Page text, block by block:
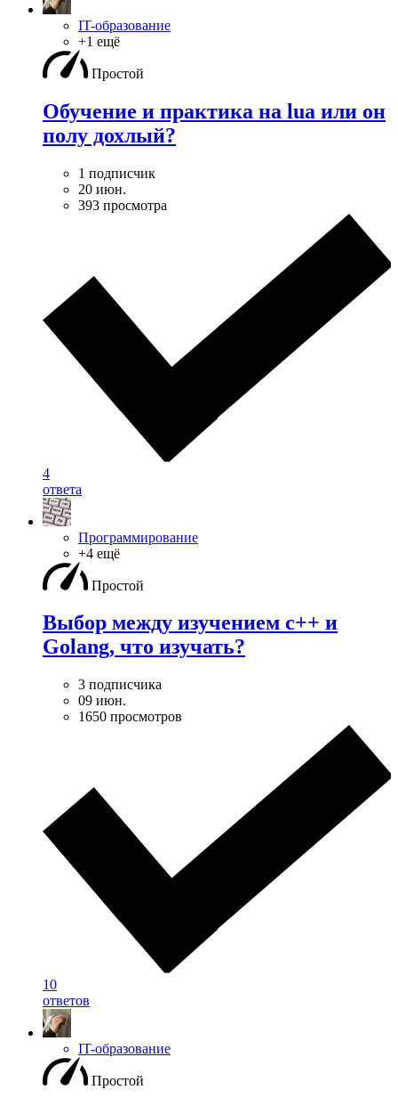
IT-образование
+1 ещё
Простой
Обучение и практика на lua или он
полу дохлый?
1 подписчик
20 июн.
393 просмотра
4
ответа
Программирование
+4 ещё
Простой
Выбор между изучением c++ и
Golang, что изучать?
3 подписчика
09 июн.
1650 просмотров
10
ответов
IT-образование
Простой